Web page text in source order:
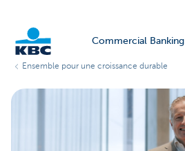
Commercial Banking
Ensemble pour une croissance durable